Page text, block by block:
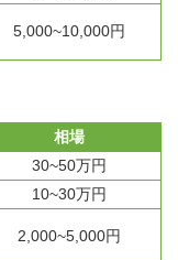
5,000~10,000円
相場
30~50万円
10~30万円
2,000~5,000円